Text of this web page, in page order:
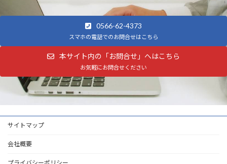
0566-62-4373
スマホの電話でのお問合せはこちら
本サイト内の「お問合せ」へはこちら
お気軽にお問合せください
サイトマップ
会社概要